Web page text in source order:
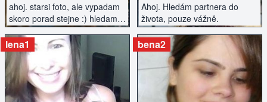
ahoj. starsi foto, ale vypadam
skoro porad stejne :) hledam
fajn chlapa, klidne i na vazny
vztah...
Ahoj. Hledám partnera do
života, pouze vážně.
lena1 bena2